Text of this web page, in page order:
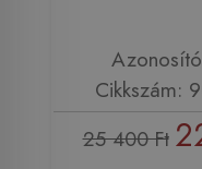
Cikkszám:
25 400 Ft